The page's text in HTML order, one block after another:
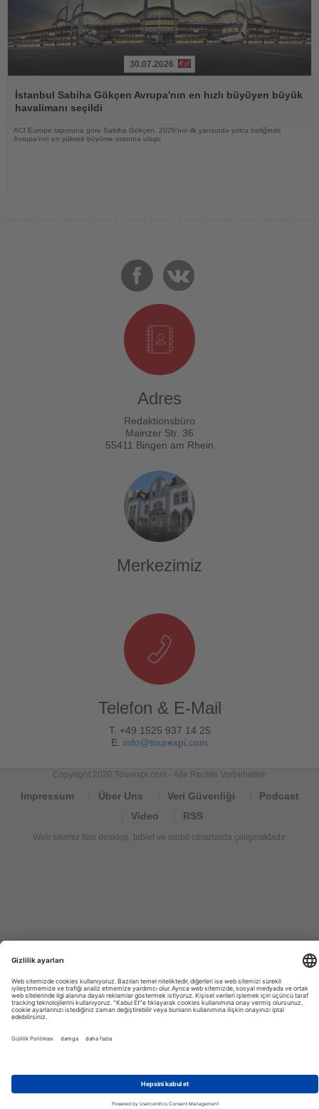
Oku
30.07.2026
İstanbul Sabiha Gökçen Avrupa'nın en hızlı büyüyen büyük
havalimanı seçildi
ACI Europe raporuna göre Sabiha Gökçen, 2026'nın ilk yarısında yolcu trafiğinde
Avrupa'nın en yüksek büyüme oranına ulaştı
Adres
Redaktionsbüro
Mainzer Str. 36
55411 Bingen am Rhein
Merkezimiz
Telefon & E-Mail
T. +49 1525 937 14 25
E. info@tourexpi.com
Copyright 2020 Tourexpi.com - Alle Rechte Vorbehalten
Impressum Über Uns Veri Güvenliği
Podcast
Video
RSS
Web sitemiz tüm desktop, tablet ve mobil cihazlarda çalışmaktadır.
turismo,
Tourismus
Nachrichten,
новости
туризма,
travel
international
tourism